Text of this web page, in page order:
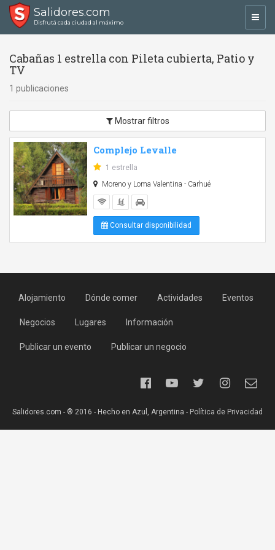
Salidores.com
Disfrutá cada ciudad al máximo
Cabañas 1 estrella con Pileta cubierta, Patio y
TV
1 publicaciones
Mostrar filtros
Complejo Levalle
1 estrella
Moreno y Loma Valentina - Carhué
Consultar disponibilidad
Alojamiento Dónde comer Actividades Eventos
Negocios Lugares Información
Publicar un evento Publicar un negocio
Salidores.com - ® 2016 - Hecho en Azul, Argentina - Política de Privacidad